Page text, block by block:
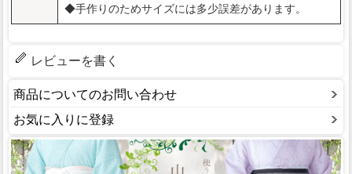
◆手作りのためサイズには多少誤差があります。
レビューを書く
商品についてのお問い合わせ
お気に入りに登録